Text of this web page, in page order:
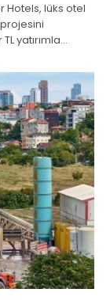
Hotels, lüks otel
yatırımla